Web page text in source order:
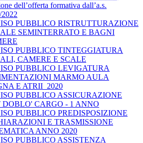
dell’offerta formativa dall’a.s.
PUBBLICO RISTRUTTURAZIONE
SEMINTERRATO E BAGNI
PUBBLICO TINTEGGIATURA
CAMERE E SCALE
PUBBLICO LEVIGATURA
MARMO AULA
E ATRII_2020
PUBBLICO ASSICURAZIONE
DOBLO' CARGO - 1 ANNO
PUBBLICO PREDISPOSIZIONE
E TRASMISSIONE
ANNO 2020
PUBBLICO ASSISTENZA